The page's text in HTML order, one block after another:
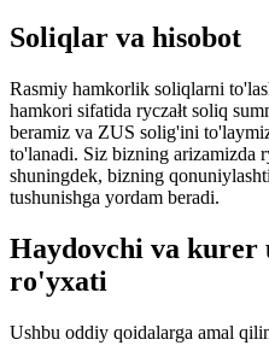
Soliqlar va hisobot
Rasmiy hamkorlik soliqlarni
hamkori sifatida ryczałt soliq
beramiz va ZUS solig'ini
to'lanadi. Siz bizning arizamizda
shuningdek, bizning
tushunishga yordam beradi.
Haydovchi va kurer
ro'yxati
Ushbu oddiy qoidalarga amal